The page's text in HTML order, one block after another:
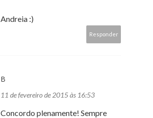
Andreia :)
Responder
B
11 de fevereiro de 2015 às 16:53
Concordo plenamente! Sempre